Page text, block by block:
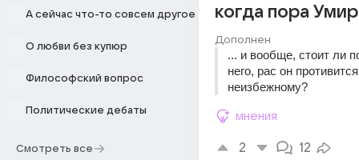
А сейчас что-то совсем другое
О любви без купюр
Философский вопрос
Политические дебаты
Смотреть все
когда пора
Дополнен
... и вообще, стоит ли
него, рас он
неизбежному?
мнения
2 12